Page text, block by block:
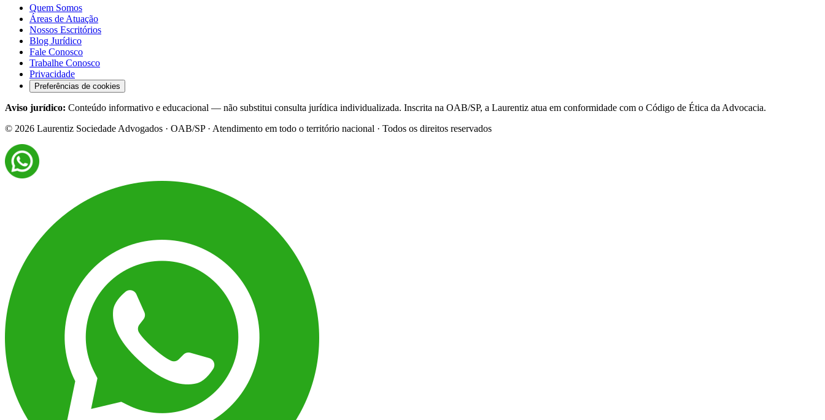
Quem Somos
Áreas de Atuação
Nossos Escritórios
Blog Jurídico
Fale Conosco
Trabalhe Conosco
Privacidade
Preferências de cookies
Aviso jurídico: Conteúdo informativo e educacional — não substitui consulta jurídica individualizada. Inscrita na OAB/SP, a Laurentiz atua em conformidade com o Código de Ética da Advocacia.
© 2026 Laurentiz Sociedade Advogados · OAB/SP · Atendimento em todo o território nacional · Todos os direitos reservados